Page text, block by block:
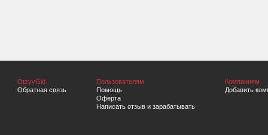
OtzyvGid
Обратная связь
Пользователям
Помощь
Оферта
Написать отзыв и зарабатывать
Компаниям
Добавить